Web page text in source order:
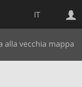
IT
alla vecchia mappa